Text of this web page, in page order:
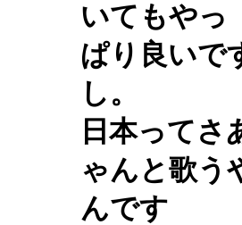
いてもやっ
ぱり良いで
し。
日本ってさ
ゃんと歌う
んです